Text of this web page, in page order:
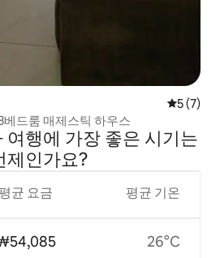
평점 5점
5 (7)
드룸 매제스틱 하우스
행에 가장 좋은 시기는
제인가요?
평균 요금 평균 기온
26°C